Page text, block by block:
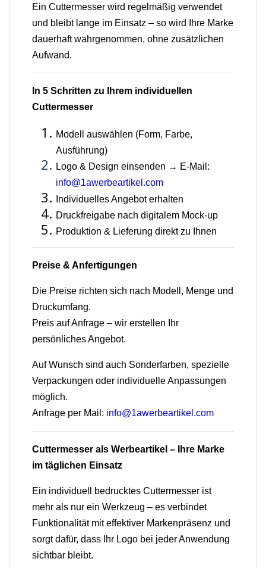
Ein Cuttermesser wird regelmäßig verwendet
und bleibt lange im Einsatz – so wird Ihre Marke
dauerhaft wahrgenommen, ohne zusätzlichen
Aufwand.
In 5 Schritten zu Ihrem individuellen
Cuttermesser
Modell auswählen (Form, Farbe,
Ausführung)
Logo & Design einsenden → E-Mail:
info@1awerbeartikel.com
Individuelles Angebot erhalten
Druckfreigabe nach digitalem Mock-up
Produktion & Lieferung direkt zu Ihnen
Preise & Anfertigungen
Die Preise richten sich nach Modell, Menge und
Druckumfang.
Preis auf Anfrage – wir erstellen Ihr
persönliches Angebot.
Auf Wunsch sind auch Sonderfarben, spezielle
Verpackungen oder individuelle Anpassungen
möglich.
Anfrage per Mail: info@1awerbeartikel.com
Cuttermesser als Werbeartikel – Ihre Marke
im täglichen Einsatz
Ein individuell bedrucktes Cuttermesser ist
mehr als nur ein Werkzeug – es verbindet
Funktionalität mit effektiver Markenpräsenz und
sorgt dafür, dass Ihr Logo bei jeder Anwendung
sichtbar bleibt.